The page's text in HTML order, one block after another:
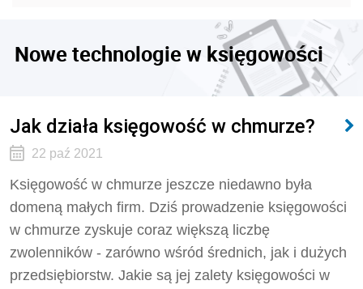
Nowe technologie w księgowości
Jak działa księgowość w chmurze?
22 paź 2021
Księgowość w chmurze jeszcze niedawno była
domeną małych firm. Dziś prowadzenie księgowości
w chmurze zyskuje coraz większą liczbę
zwolenników - zarówno wśród średnich, jak i dużych
przedsiębiorstw. Jakie są jej zalety księgowości w